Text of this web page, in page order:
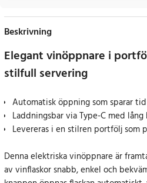
Beskrivning
Elegant vinöppnare i
stilfull servering
Automatisk öppning som sparar
Laddningsbar via Type-C med
Levereras i en stilren portfölj som
Denna elektriska vinöppnare är
av vinflaskor snabb, enkel och